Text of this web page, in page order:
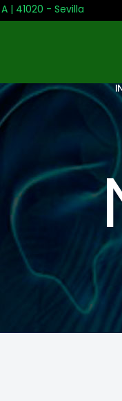
| 41020 - Sevilla